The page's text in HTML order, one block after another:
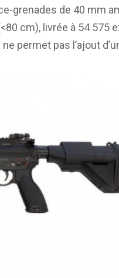
grenades de 40 mm
cm), livrée à 54 575
permet pas l’ajout